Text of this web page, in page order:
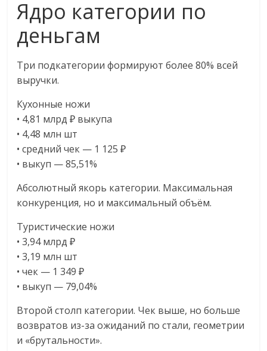
эти
изменения
читателем.
Ядро категории по
деньгам
Три подкатегории формируют более 80% всей
выручки.
Кухонные ножи
• 4,81 млрд ₽ выкупа
• 4,48 млн шт
• средний чек — 1 125 ₽
• выкуп — 85,51%
Абсолютный якорь категории. Максимальная
конкуренция, но и максимальный объём.
Туристические ножи
• 3,94 млрд ₽
• 3,19 млн шт
• чек — 1 349 ₽
• выкуп — 79,04%
Второй столп категории. Чек выше, но больше
возвратов из-за ожиданий по стали, геометрии
и «брутальности».